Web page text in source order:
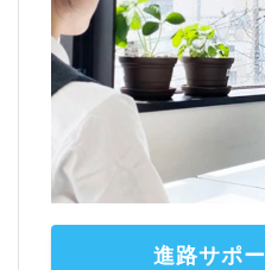
進路サポ